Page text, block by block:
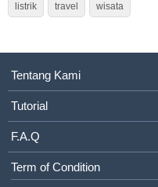
listrik travel wisata
Tentang Kami
Tutorial
F.A.Q
Term of Condition